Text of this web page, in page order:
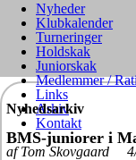
Nyheder
Klubkalender
Turneringer
Holdskak
Juniorskak
Medlemmer /
Links
Arkiv
Kontakt
Nyhedsarkiv
BMS-juniorer i
af Tom Skovgaard